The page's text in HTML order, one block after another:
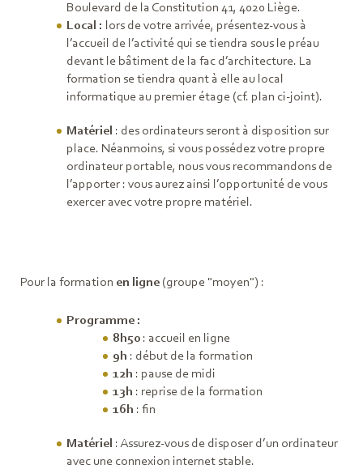
Boulevard de la Constitution 41, 4020 Liège.
Local :
lors de votre arrivée, présentez-vous à
l’accueil de l’activité qui se tiendra sous le préau
devant le bâtiment de la fac d’architecture. La
formation se tiendra quant à elle au local
informatique au premier étage (cf. plan ci-joint).
Matériel : des ordinateurs seront à disposition sur
place. Néanmoins, si vous possédez votre propre
ordinateur portable, nous vous recommandons de
l’apporter : vous aurez ainsi l’opportunité de vous
exercer avec votre propre matériel.
Pour la formation en ligne (groupe "moyen") :
Programme:
8h50 : accueil en ligne
9h : début de la formation
12h : pause de midi
13h : reprise de la formation
16h : fin
Matériel : Assurez-vous de disposer d’un ordinateur
avec une connexion internet stable.